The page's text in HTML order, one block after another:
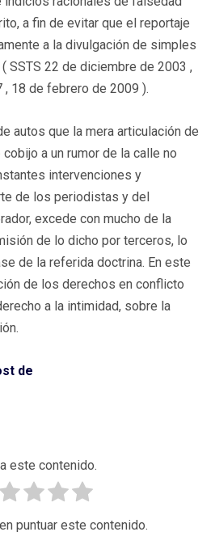
a fin de evitar que el reportaje
a la divulgación de simples
SSTS 22 de diciembre de 2003 ,
, 18 de febrero de 2009 ).
autos que la mera articulación de
a un rumor de la calle no
intervenciones y
de los periodistas y del
excede con mucho de la
de lo dicho por terceros, lo
de la referida doctrina. En este
de los derechos en conflicto
a la intimidad, sobre la
de
este contenido.
puntuar este contenido.